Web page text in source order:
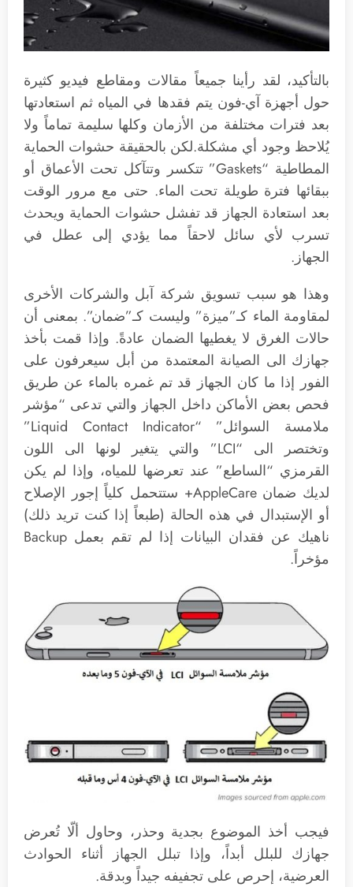
بالتأكيد، لقد رأينا جميعاً مقالات ومقاطع فيديو كثيرة
حول أجهزة آي-فون يتم فقدها في المياه ثم استعادتها
بعد فترات مختلفة من الأزمان وكلها سليمة تماماً ولا
يُلاحظ وجود أي مشكلة. لكن بالحقيقة حشوات الحماية
المطاطية “Gaskets” تتكسر وتتآكل تحت الأعماق أو
ببقائها فترة طويلة تحت الماء. حتى مع مرور الوقت
بعد استعادة الجهاز قد تفشل حشوات الحماية ويحدث
تسرب لأي سائل لاحقاً مما يؤدي إلى عطل في
الجهاز.
وهذا هو سبب تسويق شركة آبل والشركات الأخرى
لمقاومة الماء كـ”ميزة” وليست كـ”ضمان”. بمعنى أن
حالات الغرق لا يغطيها الضمان عادةً. وإذا قمت بأخذ
جهازك الى الصيانة المعتمدة من أبل سيعرفون على
الفور إذا ما كان الجهاز قد تم غمره بالماء عن طريق
فحص بعض الأماكن داخل الجهاز والتي تدعى “مؤشر
ملامسة السوائل” “Liquid Contact Indicator”
وتختصر الى “LCI” والتي يتغير لونها الى اللون
القرمزي “الساطع” عند تعرضها للمياه، وإذا لم يكن
لديك ضمان AppleCare+ ستتحمل كلياً إجور الإصلاح
أو الإستبدال في هذه الحالة (طبعاً إذا كنت تريد ذلك)
ناهيك عن فقدان البيانات إذا لم تقم بعمل Backup
مؤخراً.
فيجب أخذ الموضوع بجدية وحذر، وحاول ألّا تُعرض
جهازك للبلل أبداً، وإذا تبلل الجهاز أثناء الحوادث
العرضية، إحرص على تجفيفه جيداً وبدقة.